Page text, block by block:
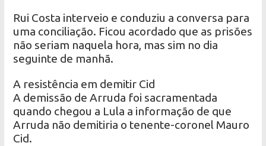
Rui Costa interveio e conduziu a conversa para
uma conciliação. Ficou acordado que as prisões
não seriam naquela hora, mas sim no dia
seguinte de manhã.
A resistência em demitir Cid
A demissão de Arruda foi sacramentada
quando chegou a Lula a informação de que
Arruda não demitiria o tenente-coronel Mauro
Cid.